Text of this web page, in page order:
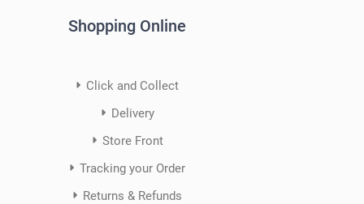
Shopping Online
Click and Collect
Delivery
Store Front
Tracking your Order
Returns & Refunds